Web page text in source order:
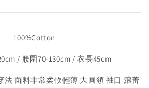
100%Cotton
/ 腰圍70-130cm / 衣長45cm
法 面料非常柔軟輕薄 大圓領 袖口 滾蕾